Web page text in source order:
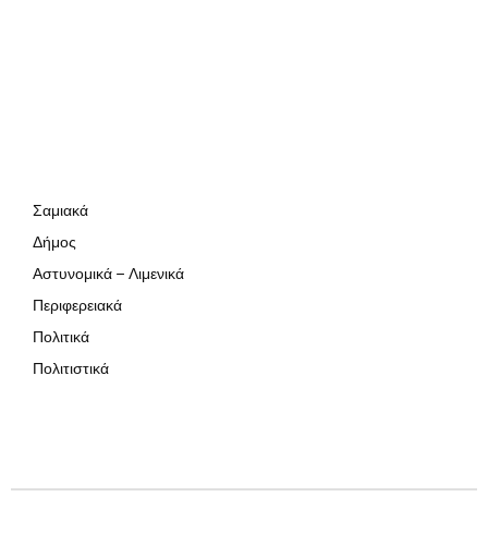
Σαμιακά
Δήμος
Αστυνομικά – Λιμενικά
Περιφερειακά
Πολιτικά
Πολιτιστικά